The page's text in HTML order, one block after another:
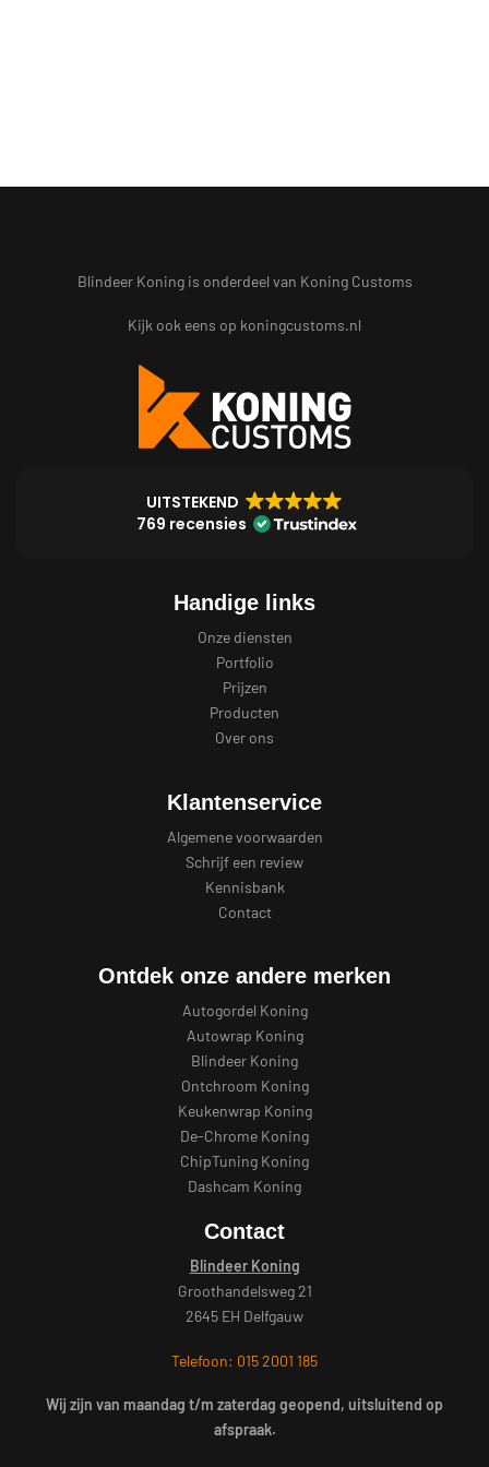
Blindeer Koning is onderdeel van Koning Customs
Kijk ook eens op koningcustoms.nl
UITSTEKEND
769 recensies
Handige links
Onze diensten
Portfolio
Prijzen
Producten
Over ons
Klantenservice
Algemene voorwaarden
Schrijf een review
Kennisbank
Contact
Ontdek onze andere merken
Autogordel Koning
Autowrap Koning
Blindeer Koning
Ontchroom Koning
Keukenwrap Koning
De-Chrome Koning
ChipTuning Koning
Dashcam Koning
Contact
Blindeer Koning
Groothandelsweg 21
2645 EH Delfgauw
Telefoon: 015 2001 185
Wij zijn van maandag t/m zaterdag geopend, uitsluitend op
afspraak.